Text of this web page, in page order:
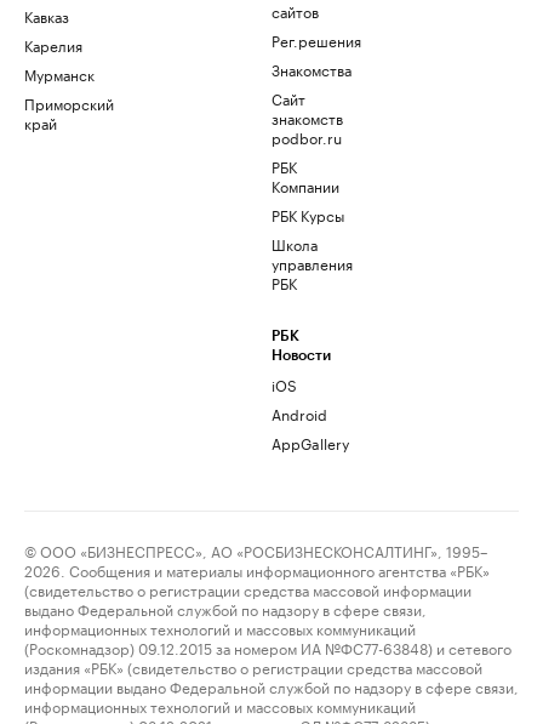
Кавказ
Карелия
Мурманск
Приморский
край
сайтов
Рег.решения
Знакомства
Сайт
знакомств
podbor.ru
РБК
Компании
РБК Курсы
Школа
управления
РБК
РБК
Новости
iOS
Android
AppGallery
© ООО «БИЗНЕСПРЕСС», АО «РОСБИЗНЕСКОНСАЛТИНГ», 1995–
2026. Сообщения и материалы информационного агентства «РБК»
(свидетельство о регистрации средства массовой информации
выдано Федеральной службой по надзору в сфере связи,
информационных технологий и массовых коммуникаций
(Роскомнадзор) 09.12.2015 за номером ИА №ФС77-63848) и сетевого
издания «РБК» (свидетельство о регистрации средства массовой
информации выдано Федеральной службой по надзору в сфере связи,
информационных технологий и массовых коммуникаций